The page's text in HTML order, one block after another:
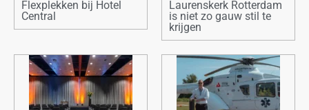
Flexplekken bij Hotel
Central
Laurenskerk Rotterdam
is niet zo gauw stil te
krijgen